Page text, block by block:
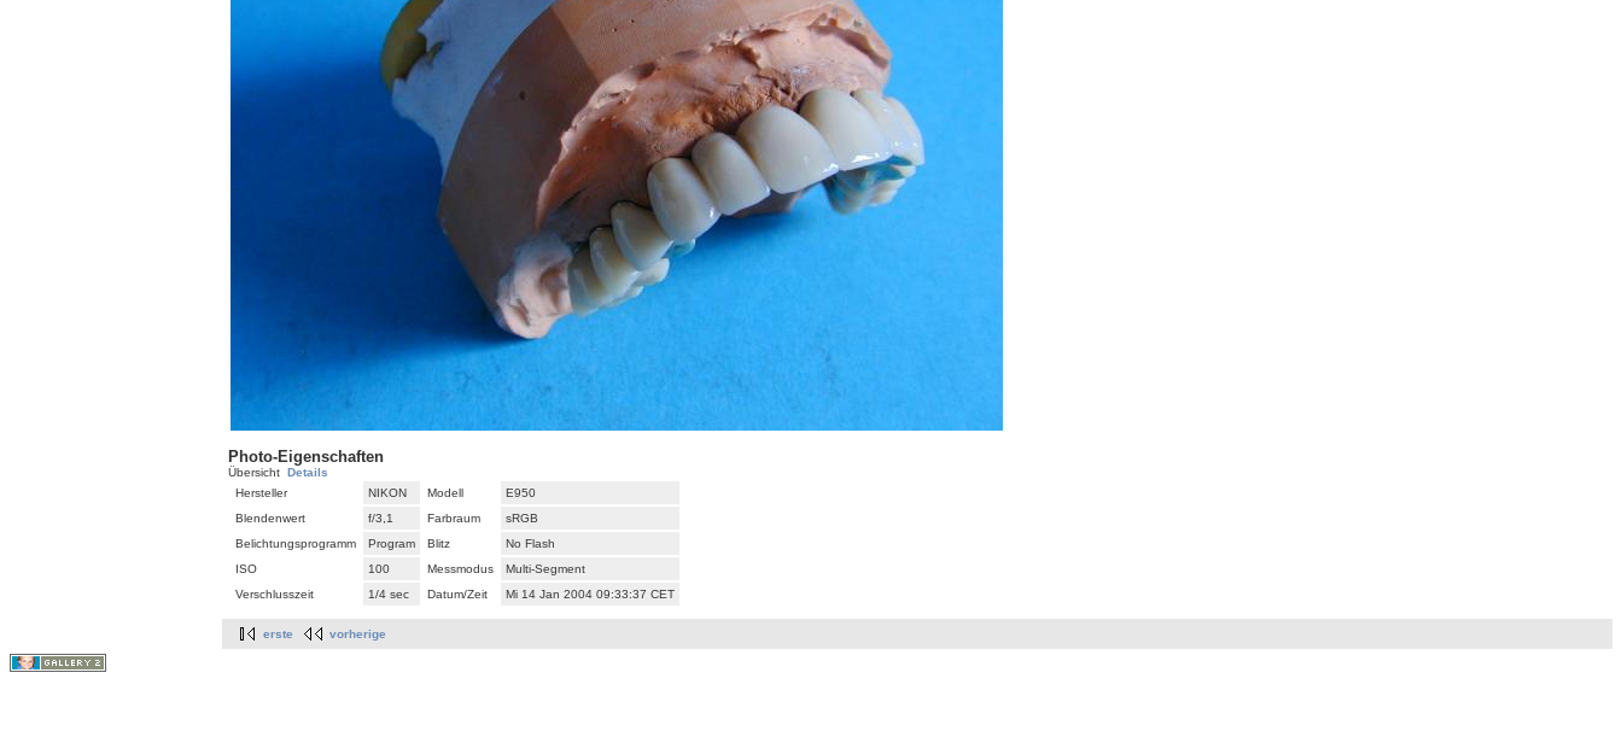
Photo-Eigenschaften
Übersicht Details
Hersteller
NIKON Modell
E950
Blendenwert
f/3,1 Farbraum
sRGB
Belichtungsprogramm
Program Blitz
No Flash
ISO
100 Messmodus
Multi-Segment
Verschlusszeit
1/4 sec Datum/Zeit Mi 14 Jan 2004 09:33:37 CET
erste vorherige